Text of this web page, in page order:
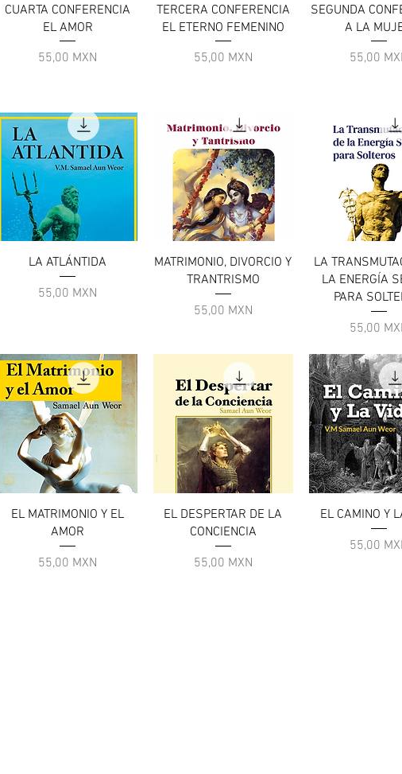
Vista rapida
CUARTA CONFERENCIA
EL AMOR
Prezzo
55,00 MXN
Vista rapida
TERCERA CONFERENCIA
EL ETERNO FEMENINO
Prezzo
55,00 MXN
Vista
SEGUNDA
A LA
Prezzo
55,00
Vista rapida
LA ATLÁNTIDA
Prezzo
55,00 MXN
Vista rapida
MATRIMONIO, DIVORCIO Y
TRANTRISMO
Prezzo
55,00 MXN
Vista
LA
LA ENERGÍA
PARA
Prezzo
55,00
Vista rapida
EL MATRIMONIO Y EL
AMOR
Prezzo
55,00 MXN
Vista rapida
EL DESPERTAR DE LA
CONCIENCIA
Prezzo
55,00 MXN
Vista
EL CAMINO Y
Prezzo
55,00